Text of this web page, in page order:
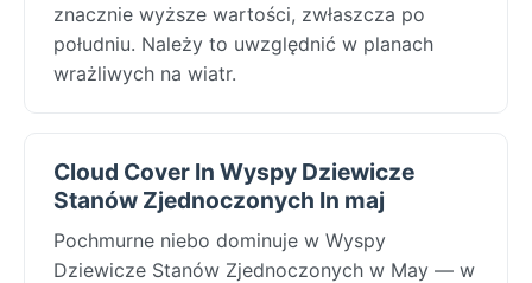
znacznie wyższe wartości, zwłaszcza po
południu. Należy to uwzględnić w planach
wrażliwych na wiatr.
Cloud Cover In Wyspy Dziewicze
Stanów Zjednoczonych In maj
Pochmurne niebo dominuje w Wyspy
Dziewicze Stanów Zjednoczonych w May — w